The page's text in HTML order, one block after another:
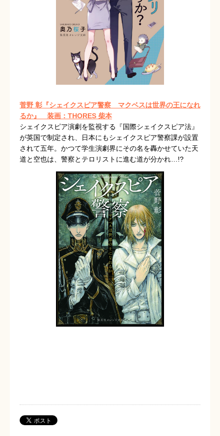
菅野 彰『シェイクスピア警察 マクベスは世界の王になれ
るか』
装画：THORES 柴本
シェイクスピア演劇を監視する『国際シェイクスピア法』
が英国で制定され、日本にもシェイクスピア警察課が設置
されて五年。かつて学生演劇界にその名を轟かせていた天
道と空也は、警察とテロリストに進む道が分かれ…!?